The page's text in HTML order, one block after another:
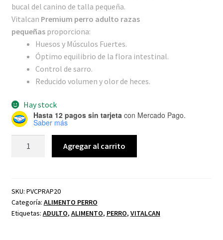
bucal del canino de talla pequeña.
Vitalcan Premium perro adulto razas
pequeñasproporciona:
Huesos y Músculos Fuertes.
Óptimo equilibrio de la flora intestinal.
Control de sarro.
Reducido volumen y olor de heces.
Hay stock
Hasta 12 pagos sin tarjetacon Mercado Pago.
Saber más
Agregar al carrito
SKU: PVCPRAP20
Categoría: ALIMENTO PERRO
Etiquetas: ADULTO, ALIMENTO, PERRO, VITALCAN